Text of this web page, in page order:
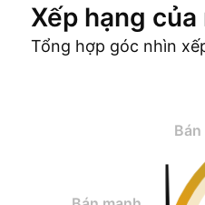
Xếp hạng của
Tổng hợp góc nhìn
Bán